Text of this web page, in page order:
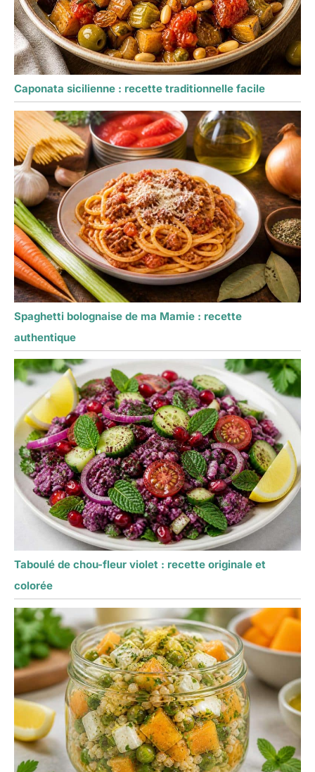
Caponata sicilienne : recette traditionnelle facile
Spaghetti bolognaise de ma Mamie : recette
authentique
Taboulé de chou-fleur violet : recette originale et
colorée